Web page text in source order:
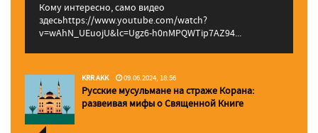
Кому интересно, само видео
здесьhttps://www.youtube.com/watch?
v=wAhN_UEuojU&lc=Ugz6-h0nMPQWTip7AZ94...
KRR AKK 09.06.2024, 18:56
Русские мусульмане на страже Корана:
pазвеивая мифы о Священной Книге